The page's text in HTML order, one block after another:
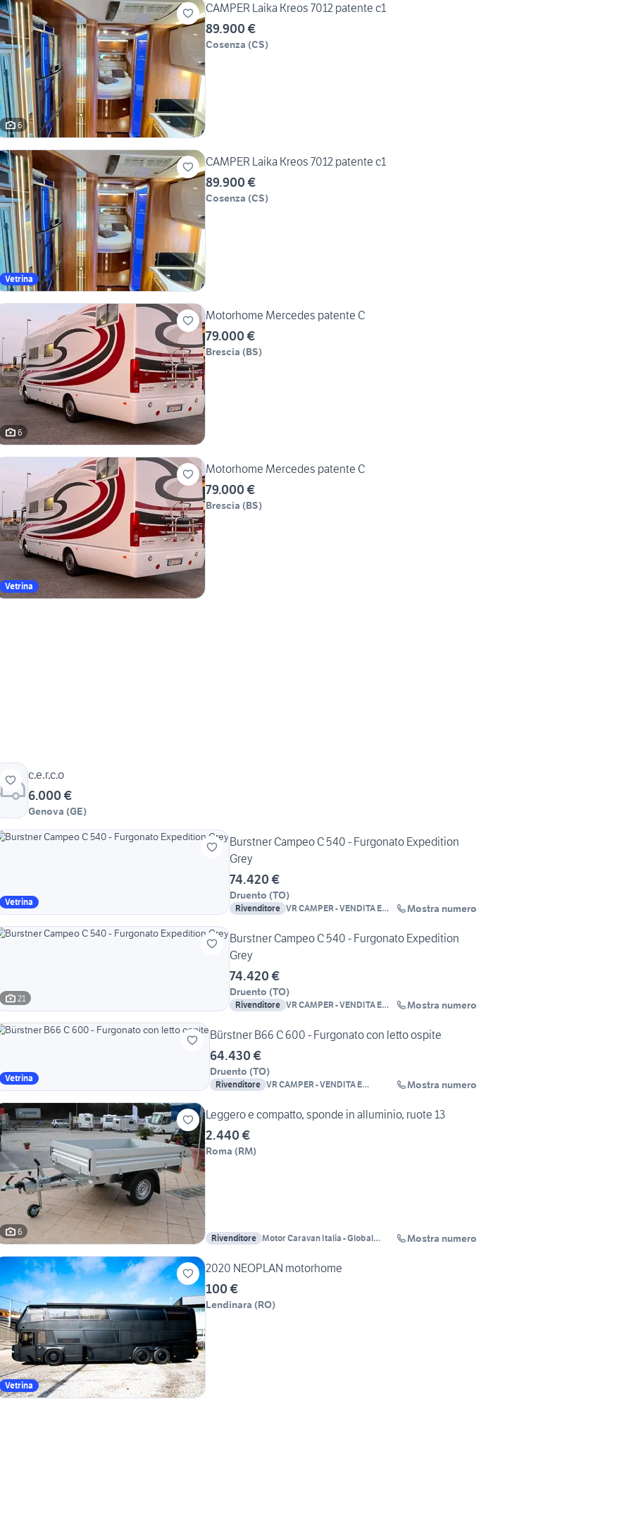
6
CAMPER Laika Kreos 7012 patente c1
89.900 €
Cosenza (CS)
Vetrina
CAMPER Laika Kreos 7012 patente c1
89.900 €
Cosenza (CS)
6
Motorhome Mercedes patente C
79.000 €
Brescia (BS)
Vetrina
Motorhome Mercedes patente C
79.000 €
Brescia (BS)
c.e.r.c.o
6.000 €
Genova (GE)
Vetrina
Burstner Campeo C 540 - Furgonato Expedition
Grey
74.420 €
Druento (TO)
Rivenditore VR CAMPER - VENDITA E
TORINO
Mostra numero
21
Burstner Campeo C 540 - Furgonato Expedition
Grey
74.420 €
Druento (TO)
Rivenditore VR CAMPER - VENDITA E
TORINO
Mostra numero
Vetrina
Bürstner B66 C 600 - Furgonato con letto ospite
64.430 €
Druento (TO)
Rivenditore VR CAMPER - VENDITA E
Mostra numero
6
Leggero e compatto, sponde in alluminio, ruote 13
2.440 €
Roma (RM)
Rivenditore Motor Caravan Italia - Global
Mostra numero
Vetrina
2020 NEOPLAN motorhome
100 €
Lendinara (RO)